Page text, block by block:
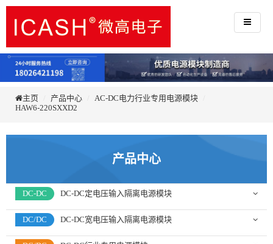
主页 产品中心
AC-DC电力行业专用电源模块
HAW6-220SXXD2
产品中心
DC-DC DC-DC定电压输入隔离电源模块
DC/DC DC-DC宽电压输入隔离电源模块